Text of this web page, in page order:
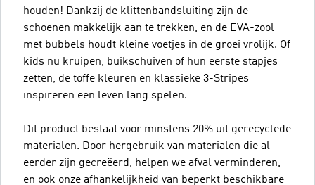
houden! Dankzij de klittenbandsluiting zijn de
schoenen makkelijk aan te trekken, en de EVA-zool
met bubbels houdt kleine voetjes in de groei vrolijk. Of
kids nu kruipen, buikschuiven of hun eerste stapjes
zetten, de toffe kleuren en klassieke 3-Stripes
inspireren een leven lang spelen.
Dit product bestaat voor minstens 20% uit gerecyclede
materialen. Door hergebruik van materialen die al
eerder zijn gecreëerd, helpen we afval verminderen,
en ook onze afhankelijkheid van beperkt beschikbare